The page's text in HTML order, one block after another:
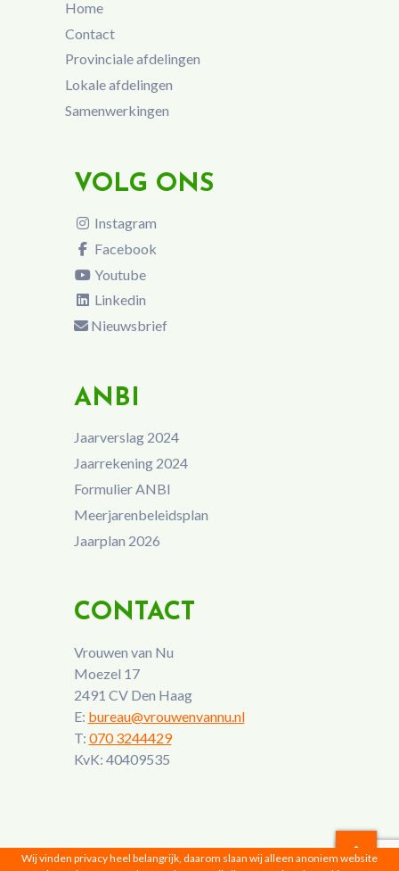
Home
Contact
Provinciale afdelingen
Lokale afdelingen
Samenwerkingen
VOLG ONS
Instagram
Facebook
Youtube
Linkedin
Nieuwsbrief
ANBI
Jaarverslag 2024
Jaarrekening 2024
Formulier ANBI
Meerjarenbeleidsplan
Jaarplan 2026
CONTACT
Vrouwen van Nu
Moezel 17
2491 CV Den Haag
E: bureau@vrouwenvannu.nl
T: 070 3244429
KvK: 40409535
Wij vinden privacy heel belangrijk, daarom slaan wij alleen anoniem website